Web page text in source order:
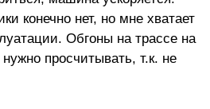
конечно нет, но мне хватает
Обгоны на трассе на
просчитывать, т.к. не